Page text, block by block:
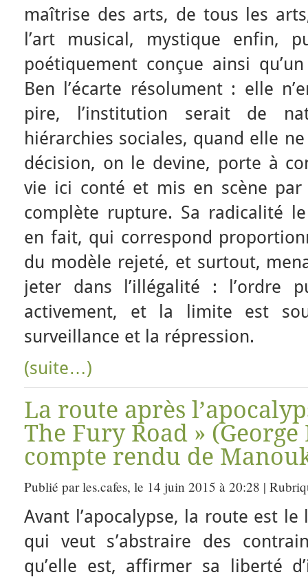
maîtrise des arts, de tous les
l’art musical, mystique enfin,
poétiquement conçue ainsi
Ben l’écarte résolument : elle
pire, l’institution serait de
hiérarchies sociales, quand elle
décision, on le devine, porte à
vie ici conté et mis en scène
complète rupture. Sa radicalité
en fait, qui correspond
du modèle rejeté, et surtout,
jeter dans l’illégalité : l’ordre
activement, et la limite est
surveillance et la répression.
(suite…)
La route après
The Fury Road »
compte rendu de
Publié par les.cafes, le 14 juin 2015 à 20:28 |
Avant l’apocalypse, la route est le
qui veut s’abstraire des
qu’elle est, affirmer sa liberté